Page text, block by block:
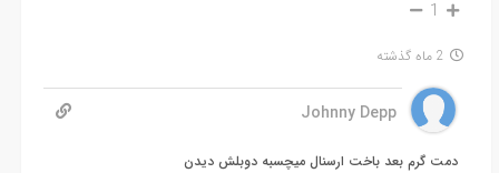
1
2 ماه گذشته
Johnny Depp
دمت گرم بعد باخت ارسنال میچسبه دوبلش دیدن